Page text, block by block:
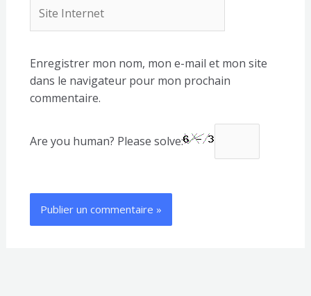
Internet
Enregistrer mon nom, mon e-mail et mon site
dans le navigateur pour mon prochain
commentaire.
Are you human? Please solve: